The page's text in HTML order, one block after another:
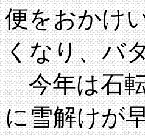
便をおかけ
くなり、バ
今年は石転
に雪解けが